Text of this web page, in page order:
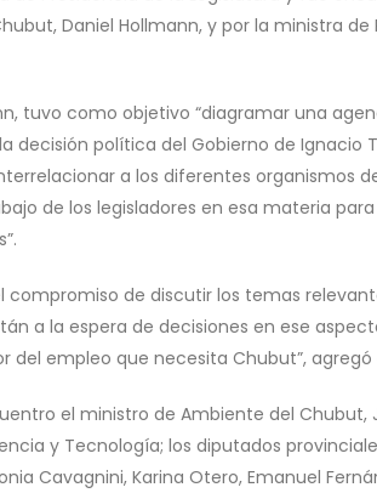
Daniel Hollmann, y por la ministra de
tuvo como objetivo “diagramar una
decisión política del Gobierno de Ignacio
a los diferentes organismos
de los legisladores en esa materia
compromiso de discutir los temas
a la espera de decisiones en ese
del empleo que necesita Chubut”,
el ministro de Ambiente del Chubut,
y Tecnología; los diputados
Cavagnini, Karina Otero, Emanuel